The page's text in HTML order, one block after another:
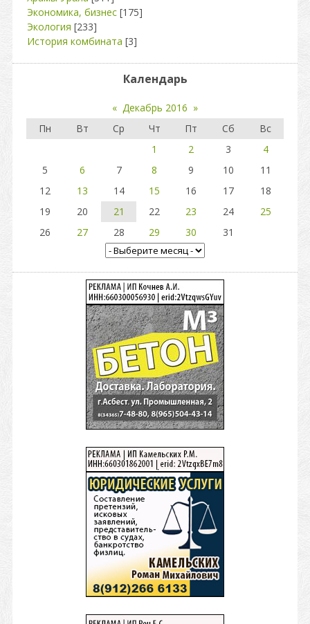
Экономика, бизнес [175]
Экология [233]
История комбината [3]
Календарь
« Декабрь 2016 »
Пн
Вт Ср Чт Пт Сб
Вс
1
2 3
4
5
6 7 8 9 10
11
12
13 14 15 16 17
18
19
20 21 22 23 24
25
26
27 28 29 30 31